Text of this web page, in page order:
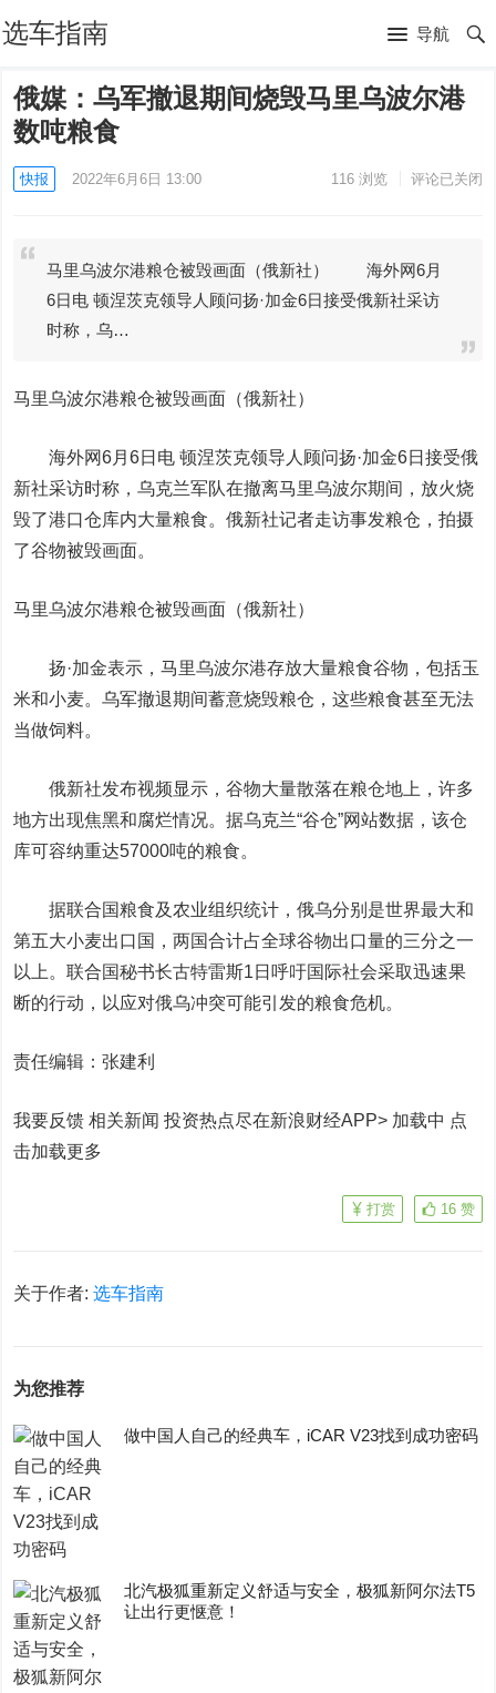
选车指南 导航
俄媒：乌军撤退期间烧毁马里乌波尔港
数吨粮食
快报 2022年6月6日 13:00 116浏览 评论已关闭
马里乌波尔港粮仓被毁画面（俄新社） 海外网6月
6日电 顿涅茨克领导人顾问扬·加金6日接受俄新社采访
时称，乌…
马里乌波尔港粮仓被毁画面（俄新社）
海外网6月6日电 顿涅茨克领导人顾问扬·加金6日接受俄
新社采访时称，乌克兰军队在撤离马里乌波尔期间，放火烧
毁了港口仓库内大量粮食。俄新社记者走访事发粮仓，拍摄
了谷物被毁画面。
马里乌波尔港粮仓被毁画面（俄新社）
扬·加金表示，马里乌波尔港存放大量粮食谷物，包括玉
米和小麦。乌军撤退期间蓄意烧毁粮仓，这些粮食甚至无法
当做饲料。
俄新社发布视频显示，谷物大量散落在粮仓地上，许多
地方出现焦黑和腐烂情况。据乌克兰“谷仓”网站数据，该仓
库可容纳重达57000吨的粮食。
据联合国粮食及农业组织统计，俄乌分别是世界最大和
第五大小麦出口国，两国合计占全球谷物出口量的三分之一
以上。联合国秘书长古特雷斯1日呼吁国际社会采取迅速果
断的行动，以应对俄乌冲突可能引发的粮食危机。
责任编辑：张建利
我要反馈 相关新闻投资热点尽在新浪财经APP> 加载中 点
击加载更多
16 赞
打赏
关于作者:选车指南
为您推荐
做中国人自己的经典车，iCAR V23找到成功密码
​北汽极狐重新定义舒适与安全，极狐新阿尔法T5
让出行更惬意！